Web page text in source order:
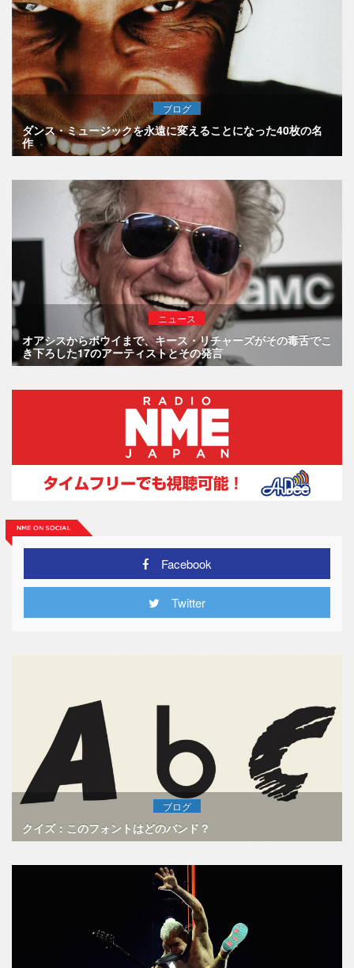
ブログ
ダンス・ミュージックを永遠に変えることになった40枚の名
作
ニュース
オアシスからボウイまで、キース・リチャーズがその毒舌でこ
き下ろした17のアーティストとその発言
Facebook
Twitter
ブログ
クイズ：このフォントはどのバンド？